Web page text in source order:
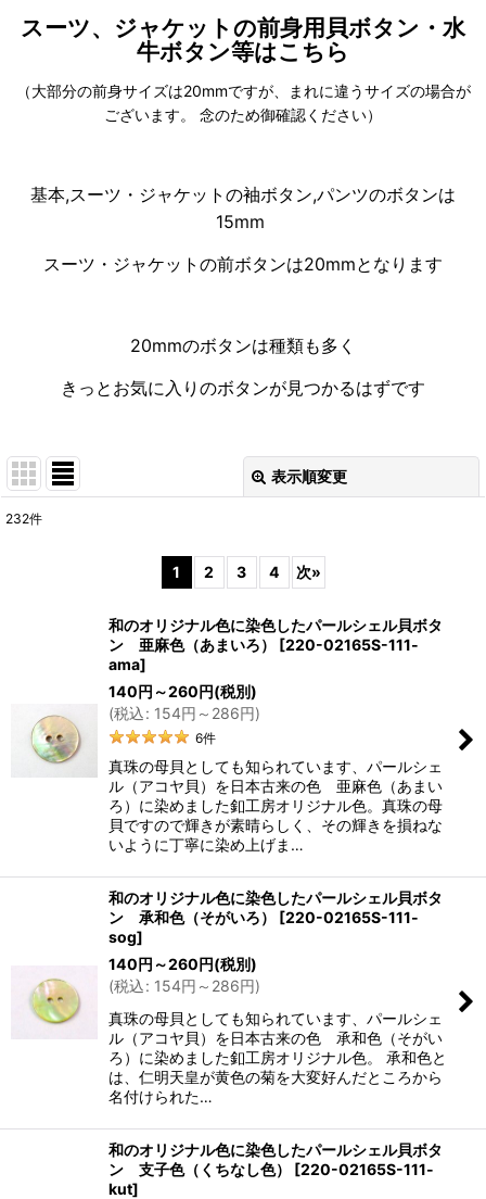
スーツ、ジャケットの前身用貝ボタン・水
牛ボタン等はこちら
（大部分の前身サイズは20mmですが、まれに違うサイズの場合が
ございます。 念のため御確認ください）
基本,スーツ・ジャケットの袖ボタン,パンツのボタンは
15mm
スーツ・ジャケットの前ボタンは20mmとなります
20mmのボタンは種類も多く
きっとお気に入りのボタンが見つかるはずです
表示順変更
絞り込む
232件
1 2 3 4 次»
和のオリジナル色に染色したパールシェル貝ボタ
ン 亜麻色（あまいろ）
[220-02165S-111-
ama]
140円 ～260円(税別)
(税込: 154円 ～286円)
6件
真珠の母貝としても知られています、パールシェ
ル（アコヤ貝）を日本古来の色 亜麻色（あまい
ろ）に染めました釦工房オリジナル色。真珠の母
貝ですので輝きが素晴らしく、その輝きを損ねな
いように丁寧に染め上げま…
和のオリジナル色に染色したパールシェル貝ボタ
ン 承和色（そがいろ）
[220-02165S-111-
sog]
140円 ～260円(税別)
(税込: 154円 ～286円)
真珠の母貝としても知られています、パールシェ
ル（アコヤ貝）を日本古来の色 承和色（そがい
ろ）に染めました釦工房オリジナル色。 承和色と
は、仁明天皇が黄色の菊を大変好んだところから
名付けられた…
和のオリジナル色に染色したパールシェル貝ボタ
ン 支子色（くちなし色）
[220-02165S-111-
kut]